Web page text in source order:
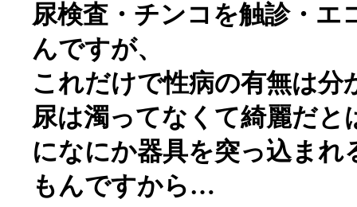
尿検査・チンコを触診・エ
んですが、
これだけで性病の有無は
尿は濁ってなくて綺麗だ
になにか器具を突っ込ま
もんですから…